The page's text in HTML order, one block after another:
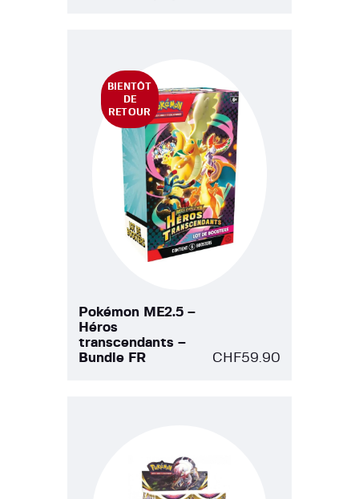
BIENTÔT
DE
RETOUR
Pokémon ME2.5 –
Héros
transcendants –
Bundle FR
CHF59.90